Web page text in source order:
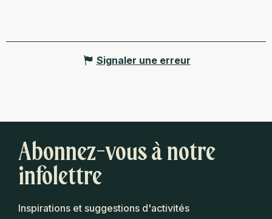
Signaler une erreur
Abonnez-vous à notre
infolettre
Inspirations et suggestions d'activités